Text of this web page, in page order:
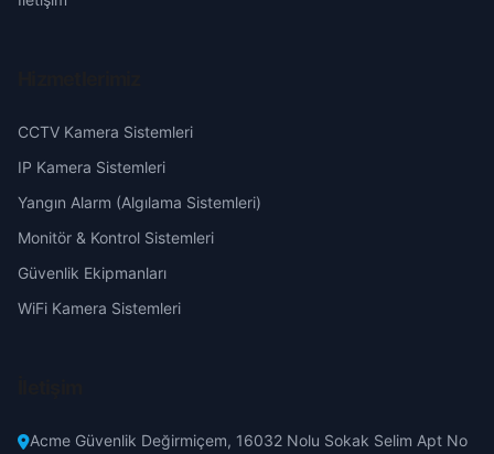
Hakkari
Isparta
İzmir
Çürüklü
Damyarı
Dikilitaş
Düzagaç
CCTV Kamera Sistemleri
IP Kamera Sistemleri
Yangın Alarm (Algılama Sistemleri)
Monitör & Kontrol Sistemleri
Güvenlik Ekipmanları
WiFi Kamera Sistemleri
Acme Güvenlik Değirmiçem, 16032 Nolu Sokak Selim Apt No